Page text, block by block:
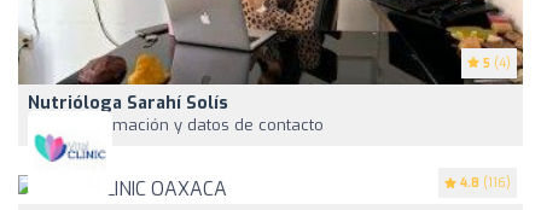
5 (4)
Nutrióloga Sarahí Solís
Ver información y datos de contacto
4.8 (116)